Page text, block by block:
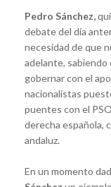
Pedro Sánchez,
debate del día
necesidad de que
adelante, sabiendo
gobernar con el
nacionalistas
puentes con el
derecha española,
andaluz.
En un momento